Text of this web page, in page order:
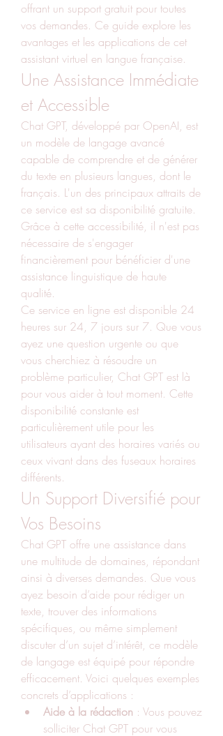
offrant un support gratuit pour toutes
vos demandes. Ce guide explore les
avantages et les applications de cet
assistant virtuel en langue française.
Une Assistance Immédiate
et Accessible
Chat GPT, développé par OpenAI, est
un modèle de langage avancé
capable de comprendre et de générer
du texte en plusieurs langues, dont le
français. L'un des principaux attraits de
ce service est sa disponibilité gratuite.
Grâce à cette accessibilité, il n'est pas
nécessaire de s'engager
financièrement pour bénéficier d'une
assistance linguistique de haute
qualité.
Ce service en ligne est disponible 24
heures sur 24, 7 jours sur 7. Que vous
ayez une question urgente ou que
vous cherchiez à résoudre un
problème particulier, Chat GPT est là
pour vous aider à tout moment. Cette
disponibilité constante est
particulièrement utile pour les
utilisateurs ayant des horaires variés ou
ceux vivant dans des fuseaux horaires
différents.
Un Support Diversifié pour
Vos Besoins
Chat GPT offre une assistance dans
une multitude de domaines, répondant
ainsi à diverses demandes. Que vous
ayez besoin d’aide pour rédiger un
texte, trouver des informations
spécifiques, ou même simplement
discuter d’un sujet d’intérêt, ce modèle
de langage est équipé pour répondre
efficacement. Voici quelques exemples
concrets d’applications :
Aide à la rédaction : Vous pouvez
solliciter Chat GPT pour vous